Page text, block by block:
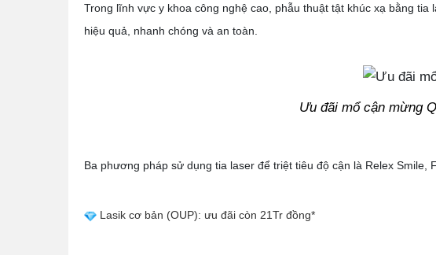
Trong lĩnh vực y khoa công nghệ cao, phẫu thuật tật khúc xạ bằng
hiệu quả, nhanh chóng và an toàn.
Ưu đãi mổ cận mừng
Ba phương pháp sử dụng tia laser để triệt tiêu độ cận là Relex Smile,
Lasik cơ bản (OUP): ưu đãi còn 21Tr đồng*